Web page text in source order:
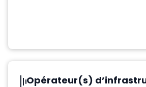
Opérateur(s)